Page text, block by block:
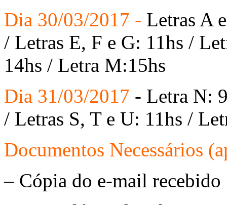
Dia 30/03/2017 - Letras A
/ Letras E, F e G: 11hs /
14hs / Letra M:15hs
Dia 31/03/2017 - Letra N:
/ Letras S, T e U: 11hs /
Documentos Necessários
– Cópia do e-mail recebido